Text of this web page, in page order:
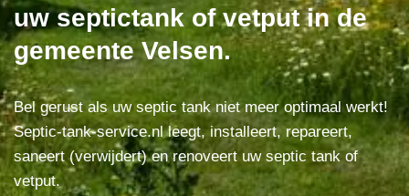
uw septictank of vetput in de
gemeente Velsen.
Bel gerust als uw septic tank niet meer optimaal werkt!
Septic-tank-service.nl leegt, installeert, repareert,
saneert (verwijdert) en renoveert uw septic tank of
vetput.